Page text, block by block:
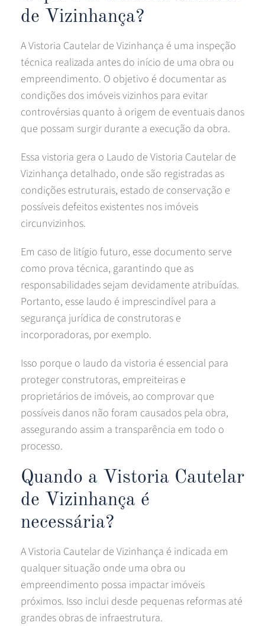
de Vizinhança?
A Vistoria Cautelar de Vizinhança é uma inspeção
técnica realizada antes do início de uma obra ou
empreendimento. O objetivo é documentar as
condições dos imóveis vizinhos para evitar
controvérsias quanto à origem de eventuais danos
que possam surgir durante a execução da obra.
Essa vistoria gera o Laudo de Vistoria Cautelar de
Vizinhança detalhado, onde são registradas as
condições estruturais, estado de conservação e
possíveis defeitos existentes nos imóveis
circunvizinhos.
Em caso de litígio futuro, esse documento serve
como prova técnica, garantindo que as
responsabilidades sejam devidamente atribuídas.
Portanto, esse laudo é imprescindível para a
segurança jurídica de construtoras e
incorporadoras, por exemplo.
Isso porque o laudo da vistoria é essencial para
proteger construtoras, empreiteiras e
proprietários de imóveis, ao comprovar que
possíveis danos não foram causados pela obra,
assegurando assim a transparência em todo o
processo.
Quando a Vistoria Cautelar
de Vizinhança é
necessária?
A Vistoria Cautelar de Vizinhança é indicada em
qualquer situação onde uma obra ou
empreendimento possa impactar imóveis
próximos. Isso inclui desde pequenas reformas até
grandes obras de infraestrutura.